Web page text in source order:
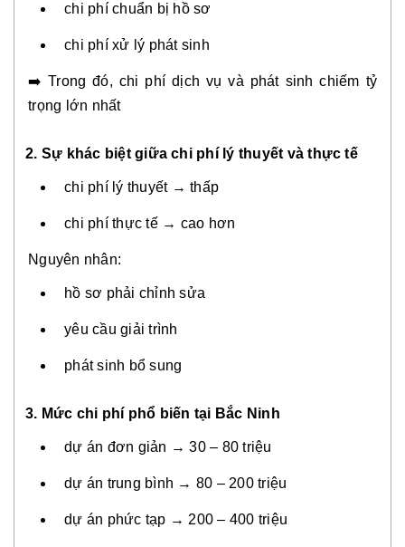
chi phí chuẩn bị hồ sơ
chi phí xử lý phát sinh
➡️ Trong đó, chi phí dịch vụ và phát sinh chiếm tỷ
trọng lớn nhất
2. Sự khác biệt giữa chi phí lý thuyết và thực tế
chi phí lý thuyết → thấp
chi phí thực tế → cao hơn
Nguyên nhân:
hồ sơ phải chỉnh sửa
yêu cầu giải trình
phát sinh bổ sung
3. Mức chi phí phổ biến tại Bắc Ninh
dự án đơn giản → 30 – 80 triệu
dự án trung bình → 80 – 200 triệu
dự án phức tạp → 200 – 400 triệu